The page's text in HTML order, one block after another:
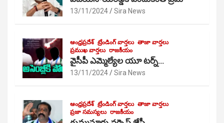
13/11/2024 Sira News
ఆంధ్రప్రదేశ్ ట్రేండింగ్ వార్తలు తాజా వార్తలు
ప్రముఖ వార్తలు రాజకీయం
వైసీపీ ఎమ్మెల్యేల యూ టర్న్…
13/11/2024 Sira News
ఆంధ్రప్రదేశ్ ట్రేండింగ్ వార్తలు తాజా వార్తలు
ప్రజా సమస్యలు రాజకీయం